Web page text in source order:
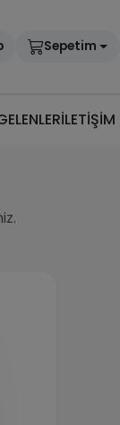
Sepetim
İLETİŞİM